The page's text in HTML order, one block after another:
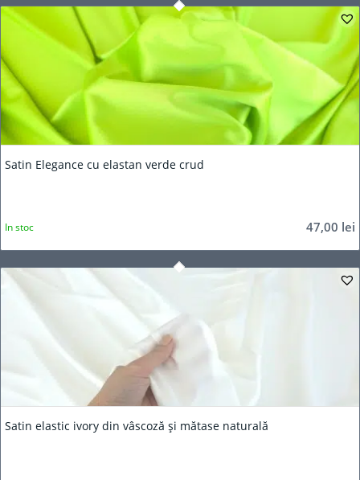
Satin Elegance cu elastan verde crud
47,00 lei
In stoc
Satin elastic ivory din vâscoză și mătase naturală